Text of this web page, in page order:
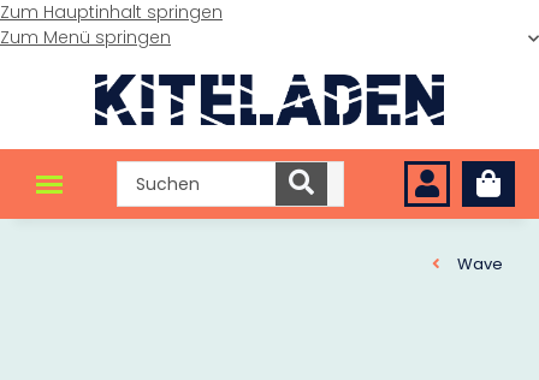
Zum Hauptinhalt springen
Zum Menü springen
Wave